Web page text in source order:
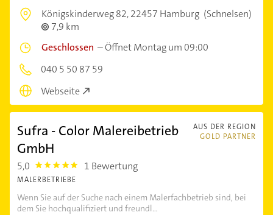
Königskinderweg 82,22457 Hamburg (Schnelsen)
7,9 km
Geschlossen –Öffnet Montag um 09:00
040 5 50 87 59
Webseite
AUS DER REGION
GOLD PARTNER
Sufra - Color Malereibetrieb
GmbH
5,0 5.0 1 Bewertung
MALERBETRIEBE
Wenn Sie auf der Suche nach einem Malerfachbetrieb sind, bei
dem Sie hochqualifiziert und freundl...